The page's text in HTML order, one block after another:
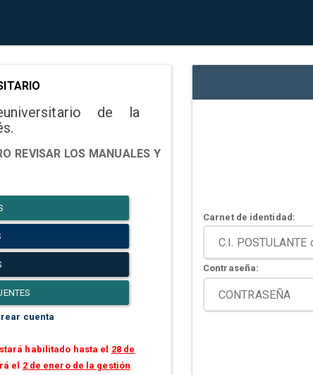
de la
REVISAR LOS MANUALES Y
cuenta
habilitado hasta el 28 de
el 2 de enero de la gestión
Carnet de identidad:
Contraseña: